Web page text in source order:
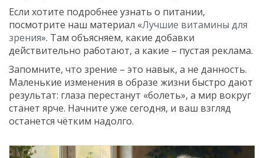
Если хотите подробнее узнать о питании,
посмотрите наш материал «Лучшие витамины для
зрения». Там объясняем, какие добавки
действительно работают, а какие – пустая реклама.
Запомните, что зрение – это навык, а не данность.
Маленькие изменения в образе жизни быстро дают
результат: глаза перестанут «болеть», а мир вокруг
станет ярче. Начните уже сегодня, и ваш взгляд
останется чётким надолго.